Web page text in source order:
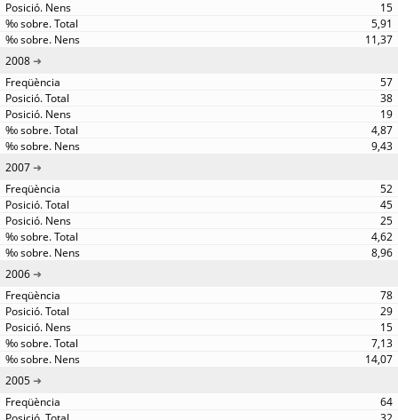
15
5,91
11,37
2008
57
38
19
4,87
9,43
2007
52
45
25
4,62
8,96
2006
78
29
15
7,13
14,07
2005
64